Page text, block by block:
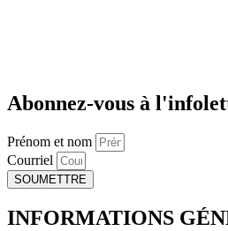
Abonnez-vous à
Prénom et nom
Courriel
SOUMETTRE
INFORMATIONS